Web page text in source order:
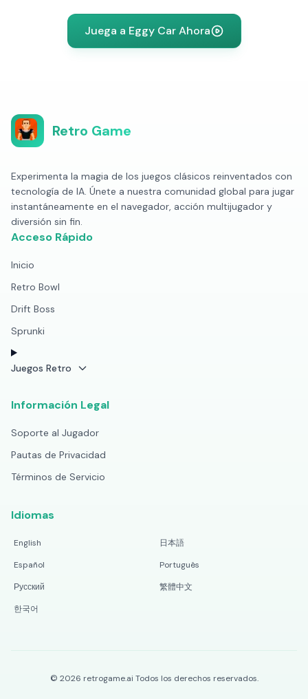
Juega a Eggy Car Ahora
Retro Game
Experimenta la magia de los juegos clásicos reinventados con
tecnología de IA. Únete a nuestra comunidad global para jugar
instantáneamente en el navegador, acción multijugador y
diversión sin fin.
Acceso Rápido
Inicio
Retro Bowl
Drift Boss
Sprunki
Juegos Retro
Información Legal
Soporte al Jugador
Pautas de Privacidad
Términos de Servicio
Idiomas
English
日本語
Español
Português
Русский
繁體中文
한국어
© 2026 retrogame.ai Todos los derechos reservados.